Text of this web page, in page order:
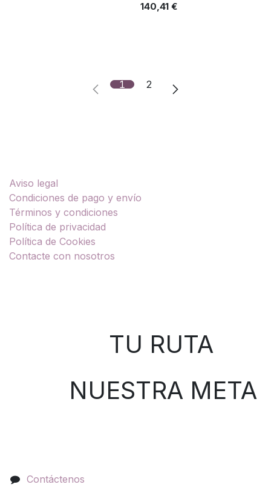
140,41€
1 2
Aviso legal
Condiciones de pago y envío
Términos y condiciones
Política de privacidad
Política de Cookies
Contacte con nosotros
TU RUTA
NUESTRA META
Contáctenos